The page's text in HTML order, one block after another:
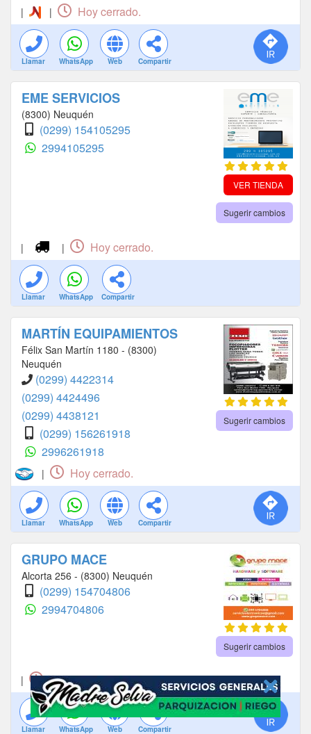
| | Hoy cerrado.
Llamar WhatsApp Web Compartir
EME SERVICIOS
(8300) Neuquén
(0299) 154105295
2994105295
VER TIENDA
Sugerir cambios
| | Hoy cerrado.
Llamar WhatsApp Compartir
MARTÍN EQUIPAMIENTOS
Félix San Martín 1180 - (8300)
Neuquén
(0299) 4422314
(0299) 4424496
(0299) 4438121
(0299) 156261918
2996261918
Sugerir cambios
| Hoy cerrado.
Llamar WhatsApp Web Compartir
GRUPO MACE
Alcorta 256 - (8300) Neuquén
(0299) 154704806
2994704806
Sugerir cambios
| Hoy cerrado.
Llamar WhatsApp Web Compartir